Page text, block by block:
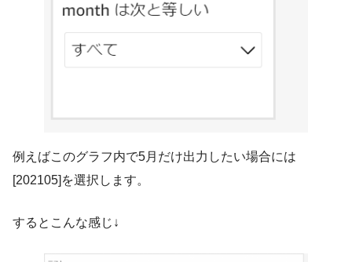
例えばこのグラフ内で5月だけ出力したい場合には
[202105]を選択します。
するとこんな感じ↓